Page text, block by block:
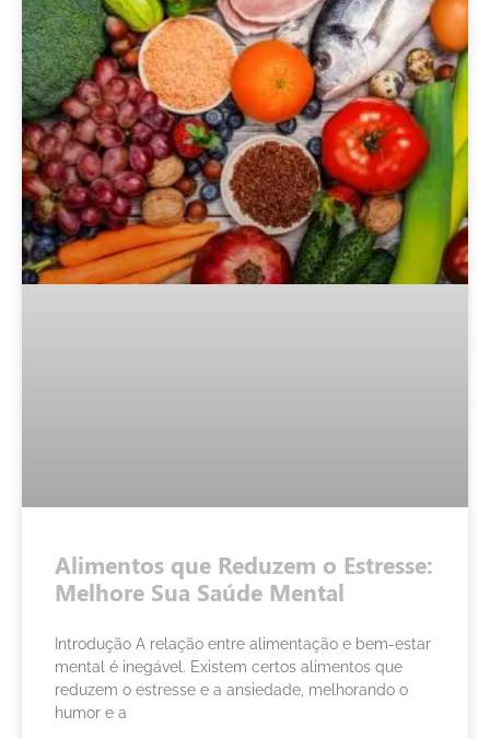
Alimentos que Reduzem o Estresse:
Melhore Sua Saúde Mental
Introdução A relação entre alimentação e bem-estar
mental é inegável. Existem certos alimentos que
reduzem o estresse e a ansiedade, melhorando o
humor e a